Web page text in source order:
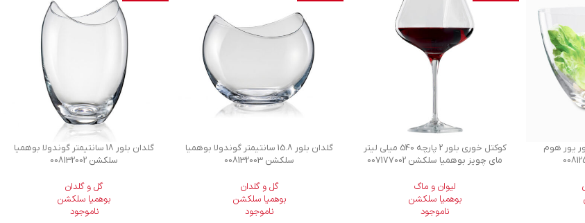
متر فور يور هوم
کوکتل خوری بلور 2 پارچه 540 میلی لیتر
مای چویز بوهمیا سلکشن 007177002
لیوان و ماگ
بوهمیا سلکشن
ناموجود
گلدان بلور 15.8 سانتیمتر گوندولا بوهمیا
سلکشن 008132003
گل و گلدان
بوهمیا سلکشن
ناموجود
گلدان بلور 18 سانتیمتر گوندولا بوهمیا
سلکشن 008132002
گل و گلدان
بوهمیا سلکشن
ناموجود